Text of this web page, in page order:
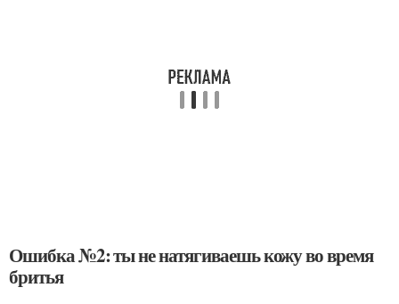
Ошибка №2: ты не натягиваешь кожу во время
бритья